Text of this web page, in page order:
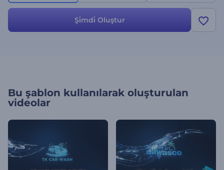
Şi̇mdi̇ Oluştur
Bu şablon kullanılarak oluşturulan
videolar